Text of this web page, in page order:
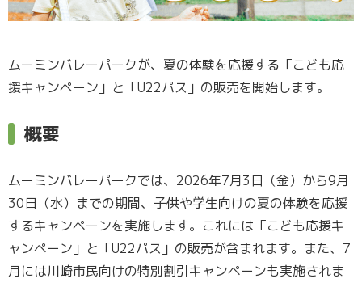
ムーミンバレーパークが、夏の体験を応援する「こども応
援キャンペーン」と「U22パス」の販売を開始します。
概要
ムーミンバレーパークでは、2026年7月3日（金）から9月
30日（水）までの期間、子供や学生向けの夏の体験を応援
するキャンペーンを実施します。これには「こども応援キ
ャンペーン」と「U22パス」の販売が含まれます。また、7
月には川崎市民向けの特別割引キャンペーンも実施されま